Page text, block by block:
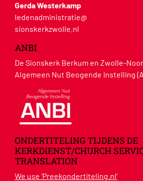
Gerda Westerkamp
ledenadministratie@
sionskerkzwolle.nl
ANBI
De Sionskerk Berkum en Zwolle-
Algemeen Nut Beogende Instelling
ONDERTITELING TIJDENS DE
KERKDIENST/CHURCH
TRANSLATION
We use ‘Preekondertiteling.nl’